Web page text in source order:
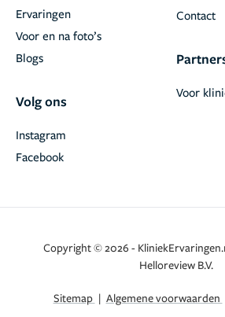
Ervaringen
Voor en na foto’s
Blogs
Volg ons
Facebook
Instagram
Contact
Voor
Copyright © 2026 -
Helloreview B.V.
Sitemap | Algemene voorwaarden